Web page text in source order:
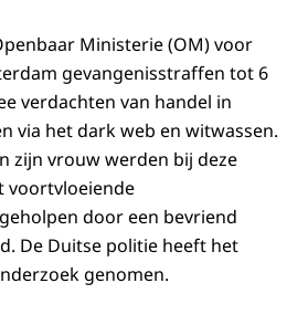
Ministerie (OM) voor
gevangenisstraffen tot 6
verdachten van handel in
via het dark web en witwassen.
zijn vrouw werden bij deze
voortvloeiende
door een bevriend
De Duitse politie heeft het
genomen.